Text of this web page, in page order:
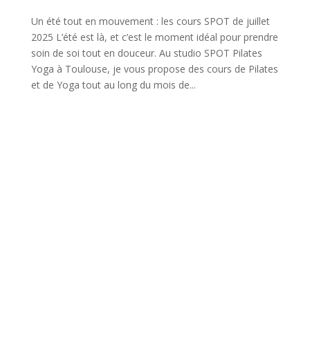
Un été tout en mouvement : les cours SPOT de juillet
2025 L’été est là, et c’est le moment idéal pour prendre
soin de soi tout en douceur. Au studio SPOT Pilates
Yoga à Toulouse, je vous propose des cours de Pilates
et de Yoga tout au long du mois de...